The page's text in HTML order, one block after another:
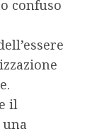
confuso
il